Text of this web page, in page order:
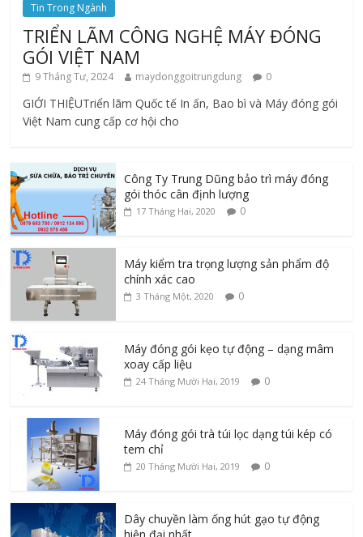
Tin Trong Ngành
TRIỂN LÃM CÔNG NGHỆ MÁY ĐÓNG
GÓI VIỆT NAM
9 Tháng Tư, 2024 maydonggoitrungdung 0
GIỚI THIỆUTriển lãm Quốc tế In ấn, Bao bì và Máy đóng gói
Việt Nam cung cấp cơ hội cho
Công Ty Trung Dũng bảo trì máy đóng
gói thóc cân định lượng
17 Tháng Hai, 2020 0
Máy kiểm tra trọng lượng sản phẩm độ
chính xác cao
3 Tháng Một, 2020 0
Máy đóng gói kẹo tự động – dạng mâm
xoay cấp liệu
24 Tháng Mười Hai, 2019 0
Máy đóng gói trà túi lọc dạng túi kép có
tem chỉ
20 Tháng Mười Hai, 2019 0
Dây chuyền làm ống hút gạo tự động